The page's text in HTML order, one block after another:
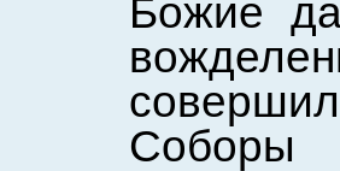
Божие
Соборы